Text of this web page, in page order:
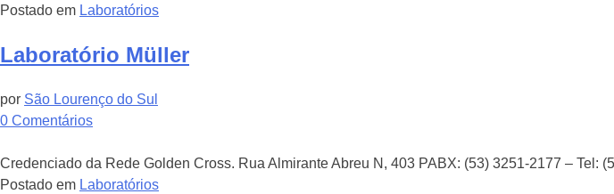
e
Postado em Laboratórios
Laboratório Müller
por São Lourenço do Sul
0 Comentáriosem
Müller
Credenciado da Rede Golden Cross. Rua Almirante Abreu N, 403 PABX: (53) 3251-2177 – Tel:
Postado em Laboratórios